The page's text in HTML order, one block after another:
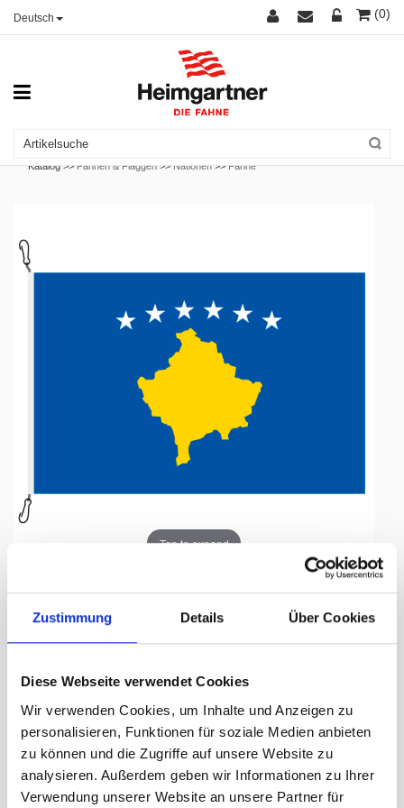
Zustimmung Details Über Cookies
Diese Webseite verwendet Cookies
Wir verwenden Cookies, um Inhalte und Anzeigen zu
personalisieren, Funktionen für soziale Medien anbieten
zu können und die Zugriffe auf unsere Website zu
analysieren. Außerdem geben wir Informationen zu Ihrer
Verwendung unserer Website an unsere Partner für
Deutsch (0)
Katalog >>Fahnen & Flaggen >>Nationen >>Fahne
Tap to expand
Kosovo, 150 x 225 cm
Lieferzeit Tage:ca. 5-7 Arbeitstage
190.90 CHF